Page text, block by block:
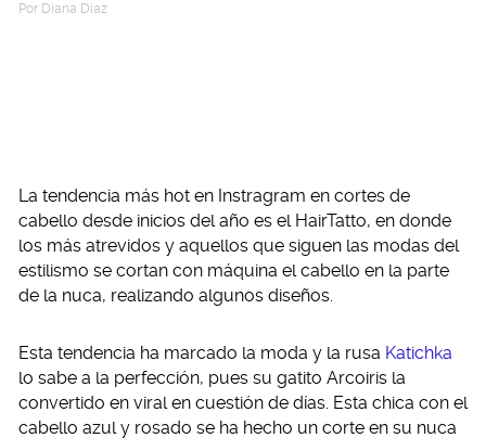
Por Diana Diaz
La tendencia más hot en Instragram en cortes de
cabello desde inicios del año es el HairTatto, en donde
los más atrevidos y aquellos que siguen las modas del
estilismo se cortan con máquina el cabello en la parte
de la nuca, realizando algunos diseños.
Esta tendencia ha marcado la moda y la rusa Katichka
lo sabe a la perfección, pues su gatito Arcoiris la
convertido en viral en cuestión de días. Esta chica con el
cabello azul y rosado se ha hecho un corte en su nuca